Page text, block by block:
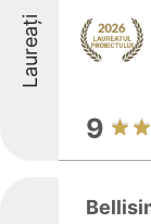
Laureați
9